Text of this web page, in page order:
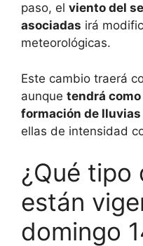
paso, el viento del
asociadas irá
meteorológicas.
Este cambio traerá
aunque tendrá
formación de
ellas de intensidad
¿Qué tipo
están
domingo